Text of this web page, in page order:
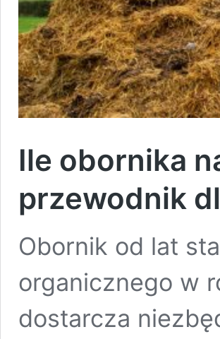
Ile obornika
przewodnik
Obornik od lat
organicznego w
dostarcza